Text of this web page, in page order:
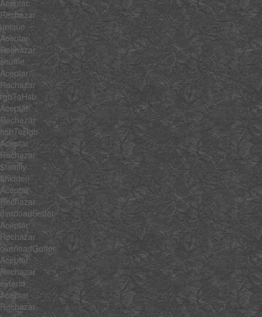
Aceptar
Rechazar
unique
Aceptar
Rechazar
shuffle
Aceptar
Rechazar
rgbToHsb
Aceptar
Rechazar
hsbToRgb
Aceptar
Rechazar
$family
$hidden
Aceptar
Rechazar
overloadSetter
Aceptar
Rechazar
overloadGetter
Aceptar
Rechazar
extend
Aceptar
Rechazar